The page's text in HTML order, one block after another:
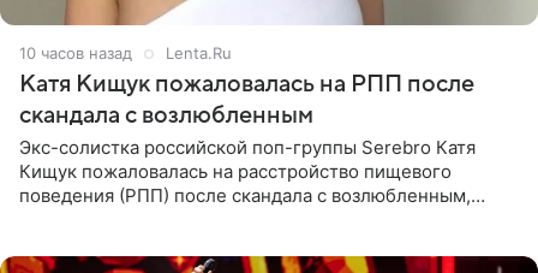
10 часов назад Lenta.Ru
Катя Кищук пожаловалась на РПП после
скандала с возлюбленным
Экс-солистка российской поп-группы Serebro Катя
Кищук пожаловалась на расстройство пищевого
поведения (РПП) после скандала с возлюбленным,